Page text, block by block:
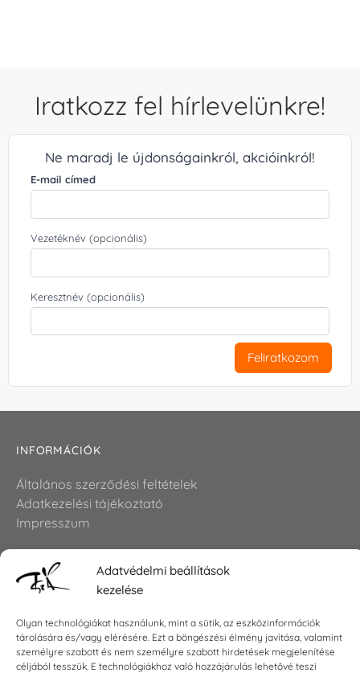
Adatvédelmi beállítások
kezelése
Olyan technológiákat használunk, mint a sütik, az eszközinformációk
tárolására és/vagy elérésére. Ezt a böngészési élmény javítása, valamint
személyre szabott és nem személyre szabott hirdetések megjelenítése
céljából tesszük. E technológiákhoz való hozzájárulás lehetővé teszi
Iratkozz fel hírlevelünkre!
Ne maradj le újdonságainkról, akcióinkról!
E-mail címed
Vezetéknév (opcionális)
Keresztnév (opcionális)
Feliratkozom
INFORMÁCIÓK
Általános szerződési feltételek
Adatkezelési tájékoztató
Impresszum
KAPCSOLAT
E-mail:shop@torokszilvi.com
Telefon: +36 30 6767872